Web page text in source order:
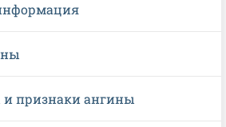
признаки ангины